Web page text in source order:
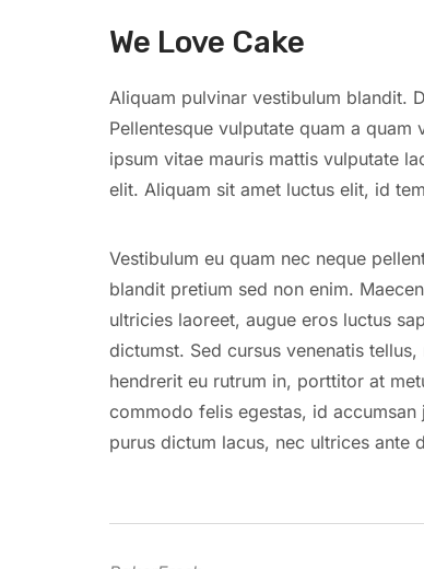
We Love Cake
Aliquam pulvinar vestibulum blandit.
Pellentesque vulputate quam a
ipsum vitae mauris mattis vulputate
elit. Aliquam sit amet luctus elit, id
Vestibulum eu quam nec neque
blandit pretium sed non enim.
ultricies laoreet, augue eros luctus
dictumst. Sed cursus venenatis
hendrerit eu rutrum in, porttitor at
commodo felis egestas, id
purus dictum lacus, nec ultrices ante